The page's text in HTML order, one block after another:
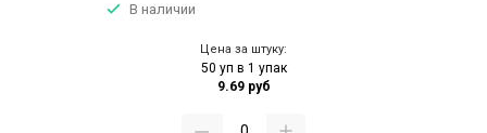
В наличии
Цена за штуку:
50 уп в 1 упак
9.69 руб